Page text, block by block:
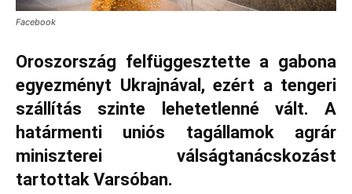
Facebook
Oroszország felfüggesztette a gabona
egyezményt Ukrajnával, ezért a tengeri
szállítás szinte lehetetlenné vált. A
határmenti uniós tagállamok agrár
miniszterei válságtanácskozást
tartottak Varsóban.